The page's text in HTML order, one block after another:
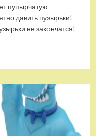
пупырчатую
давить пузырьки!
не закончатся!